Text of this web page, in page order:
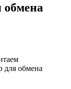
обмена